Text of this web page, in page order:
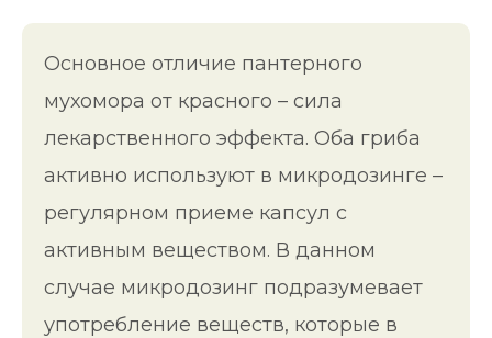
Основное отличие пантерного
мухомора от красного – сила
лекарственного эффекта. Оба гриба
активно используют в микродозинге –
регулярном приеме капсул с
активным веществом. В данном
случае микродозинг подразумевает
употребление веществ, которые в